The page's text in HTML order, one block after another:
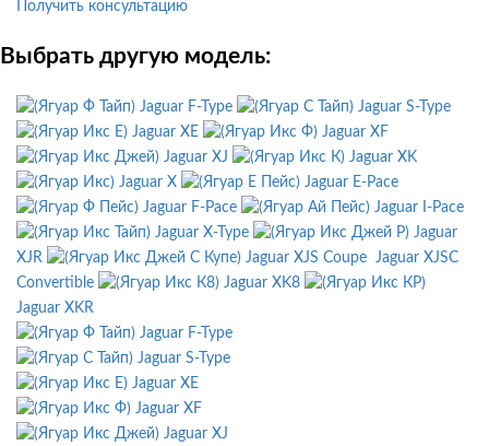
Получить консультацию
Выбрать другую модель:
Jaguar F-Type
Jaguar S-Type
Jaguar XE
Jaguar XF
Jaguar XJ
Jaguar XK
Jaguar X
Jaguar E-Pace
Jaguar F-Pace
Jaguar I-Pace
Jaguar X-Type
Jaguar
XJR
Jaguar XJS Coupe Jaguar XJSC
Convertible
Jaguar XK8
Jaguar XKR
Jaguar F-Type
Jaguar S-Type
Jaguar XE
Jaguar XF
Jaguar XJ